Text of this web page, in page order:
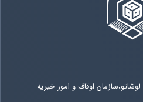
اوقاف و امور خیریه